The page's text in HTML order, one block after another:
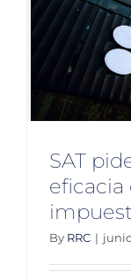
SAT
eficacia
By RRC |